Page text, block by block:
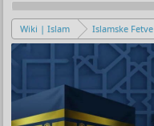
Wiki | Islam Islamske Fetve